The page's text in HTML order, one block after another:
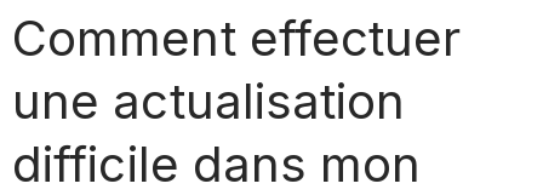
Comment effectuer
une actualisation
difficile dans mon